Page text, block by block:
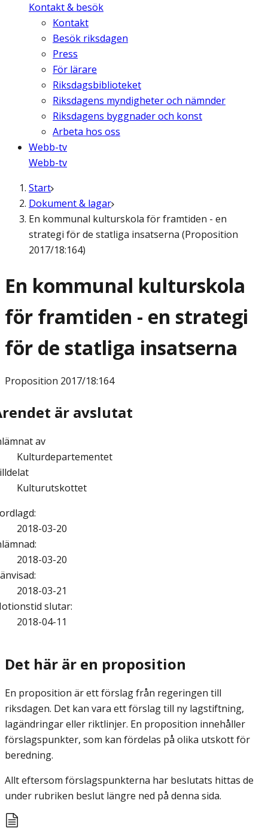
Kontakt & besök
Kontakt
Besök riksdagen
Press
För lärare
Riksdagsbiblioteket
Riksdagens myndigheter och nämnder
Riksdagens byggnader och konst
Arbeta hos oss
Webb-tv
Webb-tv
Start
Dokument & lagar
En kommunal kulturskola för framtiden - en
strategi för de statliga insatserna (Proposition
2017/18:164)
En kommunal kulturskola
för framtiden - en strategi
för de statliga insatserna
Proposition 2017/18:164
är avslutat
av
Kulturdepartementet
Kulturutskottet
:
2018-03-20
:
2018-03-20
:
2018-03-21
slutar:
2018-04-11
Det här är en proposition
En proposition är ett förslag från regeringen till
riksdagen. Det kan vara ett förslag till ny lagstiftning,
lagändringar eller riktlinjer. En proposition innehåller
förslagspunkter, som kan fördelas på olika utskott för
beredning.
Allt eftersom förslagspunkterna har beslutats hittas de
under rubriken beslut längre ned på denna sida.